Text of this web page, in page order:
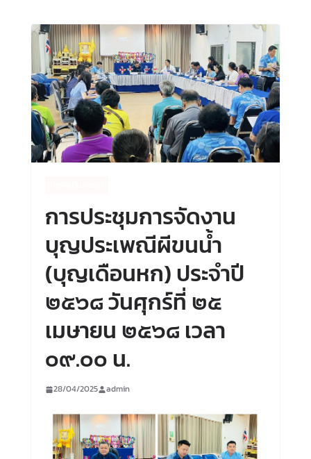
การประชุมการจัดงาน
บุญประเพณีผีขนน้ำ
(บุญเดือนหก) ประจำปี
๒๕๖๘ วันศุกร์ที่ ๒๕
เมษายน ๒๕๖๘ เวลา
๐๙.๐๐ น.
28/04/2025 admin